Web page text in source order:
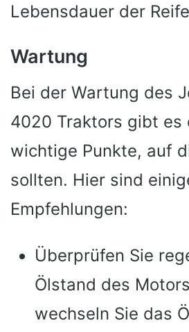
Lebensdauer der
Wartung
Bei der Wartung des
4020 Traktors gibt es
wichtige Punkte, auf
sollten. Hier sind
Empfehlungen:
Überprüfen Sie
Ölstand des
wechseln Sie das